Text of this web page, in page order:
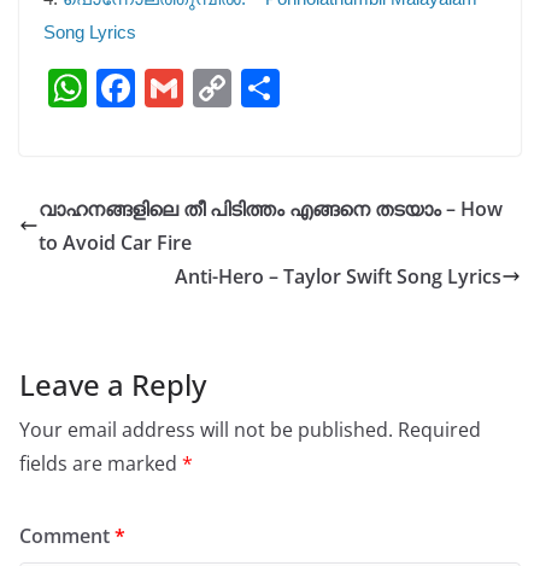
Song Lyrics
W
s
A
F
e
b
G
l
C
y
n
e
വാഹനങ്ങളിലെ തീ പിടിത്തം എങ്ങനെ തടയാം – How
to Avoid Car Fire
Anti-Hero – Taylor Swift Song Lyrics
Leave a Reply
Your email address will not be published. Required
fields are marked *
Comment*